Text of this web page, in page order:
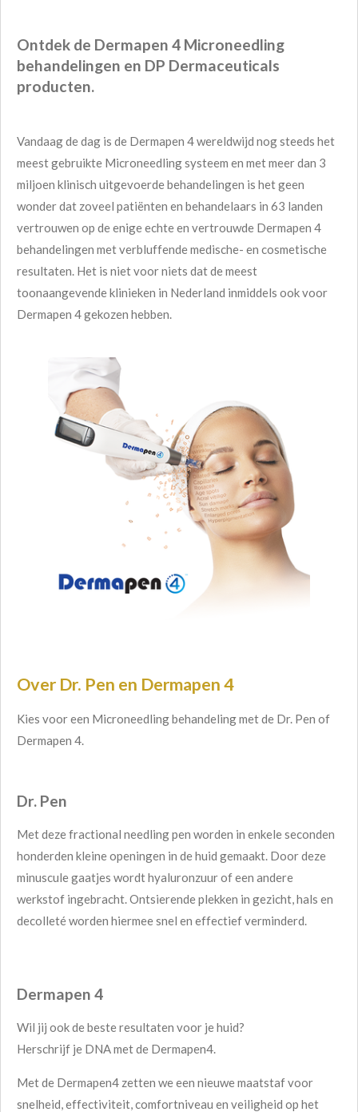
Ontdek de Dermapen 4 Microneedling
behandelingen en DP Dermaceuticals
producten.
Vandaag de dag is de Dermapen 4 wereldwijd nog steeds het
meest gebruikte Microneedling systeem en met meer dan 3
miljoen klinisch uitgevoerde behandelingen is het geen
wonder dat zoveel patiënten en behandelaars in 63 landen
vertrouwen op de enige echte en vertrouwde Dermapen 4
behandelingen met verbluffende medische- en cosmetische
resultaten. Het is niet voor niets dat de meest
toonaangevende klinieken in Nederland inmiddels ook voor
Dermapen 4 gekozen hebben.
Over Dr. Pen en Dermapen 4
Kies voor een Microneedling behandeling met de Dr. Pen of
Dermapen 4.
Dr. Pen
Met deze fractional needling pen worden in enkele seconden
honderden kleine openingen in de huid gemaakt. Door deze
minuscule gaatjes wordt hyaluronzuur of een andere
werkstof ingebracht. Ontsierende plekken in gezicht, hals en
decolleté worden hiermee snel en effectief verminderd.
Dermapen 4
Wil jij ook de beste resultaten voor je huid?
Herschrijf je DNA met de Dermapen4.
Met de Dermapen4 zetten we een nieuwe maatstaf voor
snelheid, effectiviteit, comfortniveau en veiligheid op het